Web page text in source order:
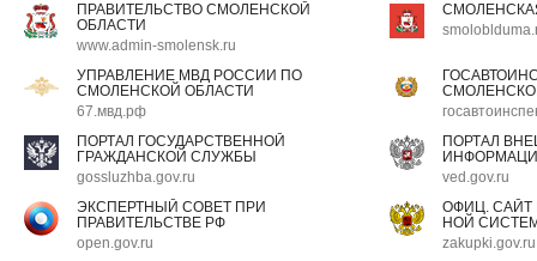
ПРАВИТЕЛЬСТВО СМОЛЕНСКОЙ
ОБЛАСТИ
www.admin-smolensk.ru
УПРАВЛЕНИЕ МВД РОССИИ ПО
СМОЛЕНСКОЙ ОБЛАСТИ
67.мвд.рф
ПОРТАЛ ГОСУДАРСТВЕННОЙ
ГРАЖДАНСКОЙ СЛУЖБЫ
gossluzhba.gov.ru
ПОРТАЛ
ved.gov.ru
ЭКСПЕРТНЫЙ СОВЕТ ПРИ
ПРАВИТЕЛЬСТВЕ РФ
open.gov.ru
ОФИЦ.
НОЙ
zakupki.gov.ru